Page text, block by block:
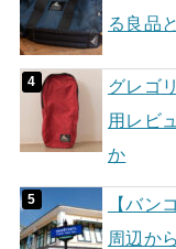
る良品
グレゴ
用レビ
か
【バン
周辺か